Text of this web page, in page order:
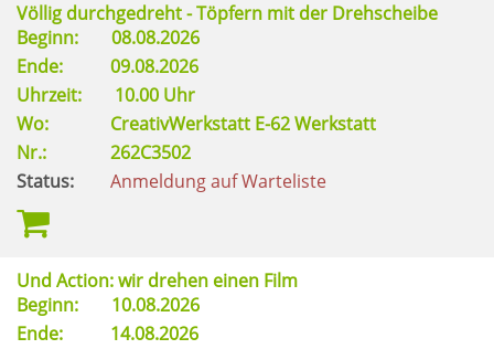
Völlig durchgedreht - Töpfern mit der Drehscheibe
Beginn:
08.08.2026
Ende:
09.08.2026
Uhrzeit:
10.00 Uhr
Wo:
CreativWerkstatt E-62 Werkstatt
Nr.:
262C3502
Status:
Anmeldung auf Warteliste
Und Action: wir drehen einen Film
Beginn:
10.08.2026
Ende:
14.08.2026